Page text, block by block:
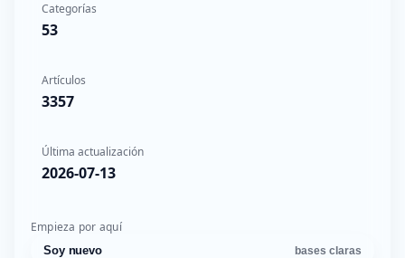
Categorías
53
Artículos
3357
Última actualización
2026-07-13
Empieza por aquí
Soy nuevo bases claras